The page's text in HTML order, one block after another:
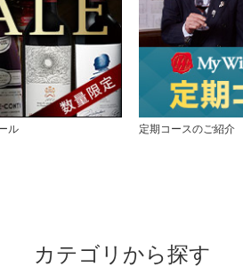
ル 定期コースのご紹介
カテゴリから探す